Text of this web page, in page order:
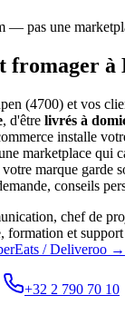
— pas une
fromager à
(4700) et vos
, d'être livrés à
installe
marketplace qui
marque garde
conseils
chef de
formation et
/ Deliveroo →
+32 2 790 70 10